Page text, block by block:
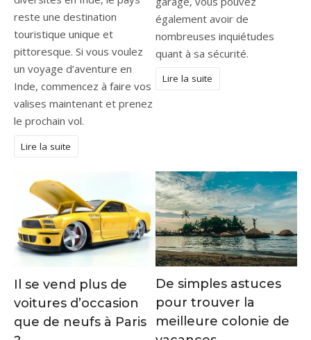
reste une destination
touristique unique et
pittoresque. Si vous voulez
un voyage d’aventure en
Inde, commencez à faire vos
valises maintenant et prenez
le prochain vol.
Lire la suite
également avoir de
nombreuses inquiétudes
quant à sa sécurité.
Lire la suite
Il se vend plus de
voitures d’occasion
que de neufs à Paris
De simples astuces
pour trouver la
meilleure colonie de